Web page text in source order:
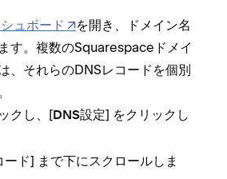
ュボ⁠ード
を開き⁠、ドメイン名
す⁠。複数のSquarespaceドメイ
、それらのDNSレコ⁠ードを個別
クし⁠、[⁠DNS設定⁠] をクリ⁠ックし
ード⁠] まで下にスクロ⁠ールしま